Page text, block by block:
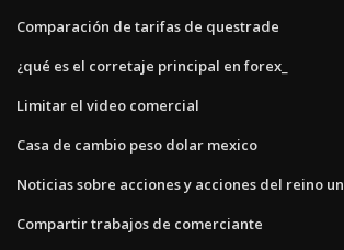
Comparación de tarifas de questrade
¿qué es el corretaje principal en forex_
Limitar el video comercial
Casa de cambio peso dolar mexico
Noticias sobre acciones y acciones del reino
Compartir trabajos de comerciante